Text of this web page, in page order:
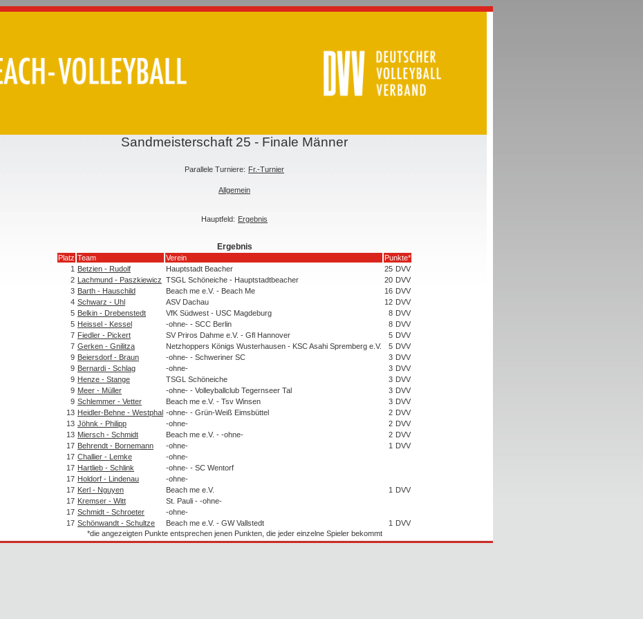
Sandmeisterschaft 25 - Finale Männer
Parallele Turniere: Fr.-Turnier
Allgemein
Hauptfeld: Ergebnis
Ergebnis
Platz Team Verein
Punkte*
1 Betzien - Rudolf Hauptstadt Beacher 25 DVV
2 Lachmund - Paszkiewicz TSGL Schöneiche - Hauptstadtbeacher 20 DVV
3 Barth - Hauschild Beach me e.V. - Beach Me 16 DVV
4 Schwarz - Uhl ASV Dachau 12 DVV
5 Belkin - Drebenstedt VfK Südwest - USC Magdeburg 8 DVV
5 Heissel - Kessel -ohne- - SCC Berlin 8 DVV
7 Fiedler - Pickert SV Priros Dahme e.V. - Gfl Hannover 5 DVV
7 Gerken - Gnilitza Netzhoppers Königs Wusterhausen - KSC Asahi Spremberg e.V. 5 DVV
9 Beiersdorf - Braun -ohne- - Schweriner SC 3 DVV
9 Bernardi - Schlag -ohne- 3 DVV
9 Henze - Stange TSGL Schöneiche 3 DVV
9 Meer - Müller -ohne- - Volleyballclub Tegernseer Tal 3 DVV
9 Schlemmer - Vetter Beach me e.V. - Tsv Winsen 3 DVV
13 Heidler-Behne - Westphal -ohne- - Grün-Weiß Eimsbüttel 2 DVV
13 Jöhnk - Philipp -ohne- 2 DVV
13 Miersch - Schmidt Beach me e.V. - -ohne- 2 DVV
17 Behrendt - Bornemann -ohne- 1 DVV
17 Challier - Lemke
-ohne-
17 Hartlieb - Schlink
-ohne- - SC Wentorf
17 Holdorf - Lindenau
-ohne-
17 Kerl - Nguyen Beach me e.V. 1 DVV
17 Kremser - Witt
St. Pauli - -ohne-
17 Schmidt - Schroeter
-ohne-
17 Schönwandt - Schultze Beach me e.V. - GW Vallstedt 1 DVV
*die angezeigten Punkte entsprechen jenen Punkten, die jeder einzelne Spieler bekommt